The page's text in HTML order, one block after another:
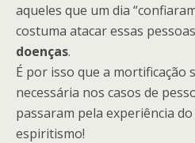
aqueles que um dia
costuma atacar essas
doenças.
É por isso que a mortificação
necessária nos casos de
passaram pela experiência
espiritismo!